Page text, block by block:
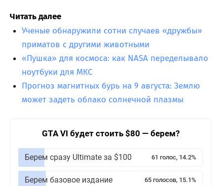
Читать далее
Ученые обнаружили сотни случаев «дружбы»
приматов с другими животными
«Пушка» для космоса: как NASA переделывало
ноутбуки для МКС
Прогноз магнитных бурь на 9 августа: Землю
может задеть облако солнечной плазмы
GTA VI будет стоить $80 — берем?
Берем сразу Ultimate за $100 61 голос, 14.2%
Берем базовое издание 65 голосов, 15.1%